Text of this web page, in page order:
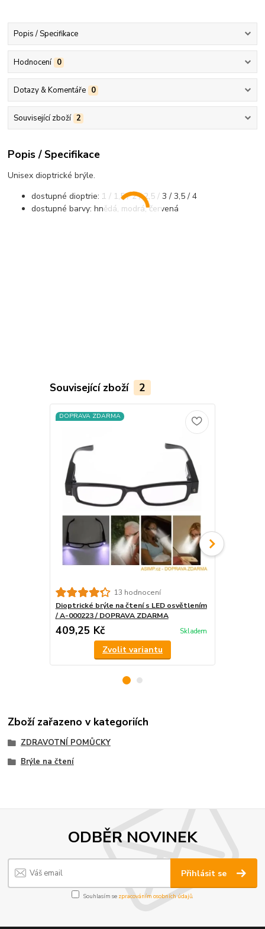
Popis / Specifikace
Hodnocení 0
Dotazy & Komentáře 0
Související zboží 2
Popis / Specifikace
Unisex dioptrické brýle.
dostupné dioptrie: 1 / 1,5 / 2 / 2,5 / 3 / 3,5 / 4
dostupné barvy: hnědá, modrá, červená
Související zboží 2
DOPRAVA ZDARMA
13 hodnocení
Dioptrické brýle na čtení s LED osvětlením
/ A-000223 / DOPRAVA ZDARMA
409,25 Kč Skladem
Zvolit variantu
Zboží zařazeno v kategoriích
ZDRAVOTNÍ POMŮCKY
Brýle na čtení
ODBĚR NOVINEK
Přihlásit se
Souhlasím se zpracováním osobních údajů.